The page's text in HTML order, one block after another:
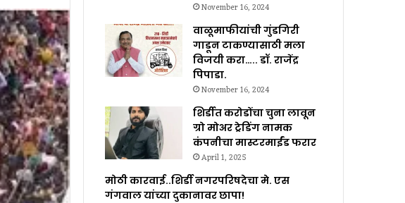
November 16, 2024
वाळूमाफीयांची गुंडगिरी
गाडून टाकण्यासाठी मला
विजयी करा….. डॉ. राजेंद्र
पिपाडा.
November 16, 2024
शिर्डीत करोडोंचा चुना लावून
ग्रो मोअर ट्रेडिंग नामक
कंपनीचा मास्टरमाईंड फरार
April 1, 2025
मोठी कारवाई..शिर्डी नगरपरिषदेचा मे. एस
गंगवाल यांच्या दुकानावर छापा!